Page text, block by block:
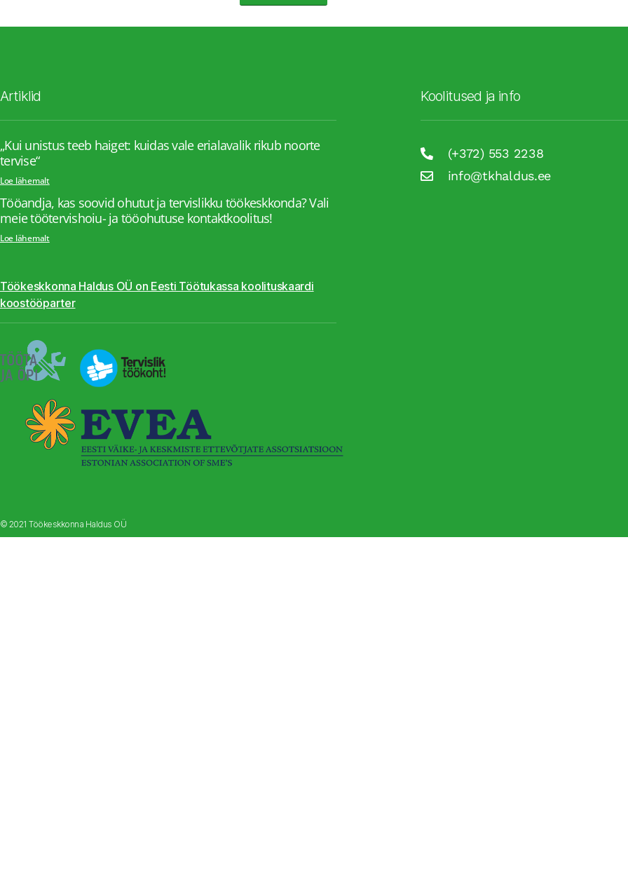
Artiklid
„Kui unistus teeb haiget: kuidas vale erialavalik rikub noorte
tervise“
Loe lähemalt
Tööandja, kas soovid ohutut ja tervislikku töökeskkonda? Vali
meie töötervishoiu- ja tööohutuse kontaktkoolitus!
Loe lähemalt
Töökeskkonna Haldus OÜ on Eesti Töötukassa koolituskaardi
koostööparter
Koolitused ja info
(+372) 553 2238
info@tkhaldus.ee
© 2021 Töökeskkonna Haldus OÜ